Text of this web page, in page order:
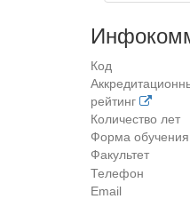
Код
рейтинг
Количество лет
Форма обучения
Факультет
Телефон
Email